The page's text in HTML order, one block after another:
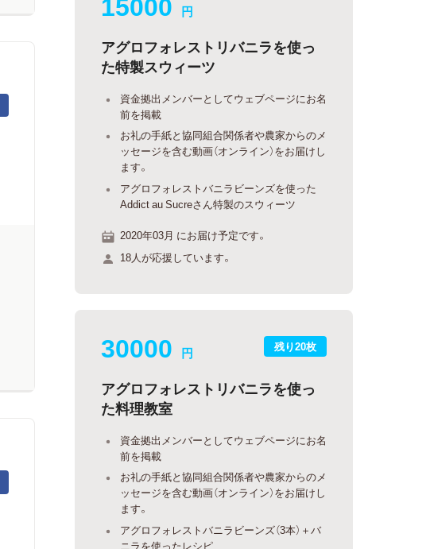
円
アグロフォレストリバニラを使っ
た特製スウィーツ
資金拠出メンバーとしてウェブページにお名
前を掲載
お礼の手紙と協同組合関係者や農家からのメ
ッセージを含む動画（オンライン）をお届けし
ます。
アグロフォレストバニラビーンズを使った
Addict au Sucreさん特製のスウィーツ
2020年03月 にお届け予定です。
18人が応援しています。
残り20枚
30000 円
アグロフォレストリバニラを使っ
た料理教室
資金拠出メンバーとしてウェブページにお名
前を掲載
お礼の手紙と協同組合関係者や農家からのメ
ッセージを含む動画（オンライン）をお届けし
ます。
アグロフォレストバニラビーンズ（3本）＋バ
ニラを使ったレシピ